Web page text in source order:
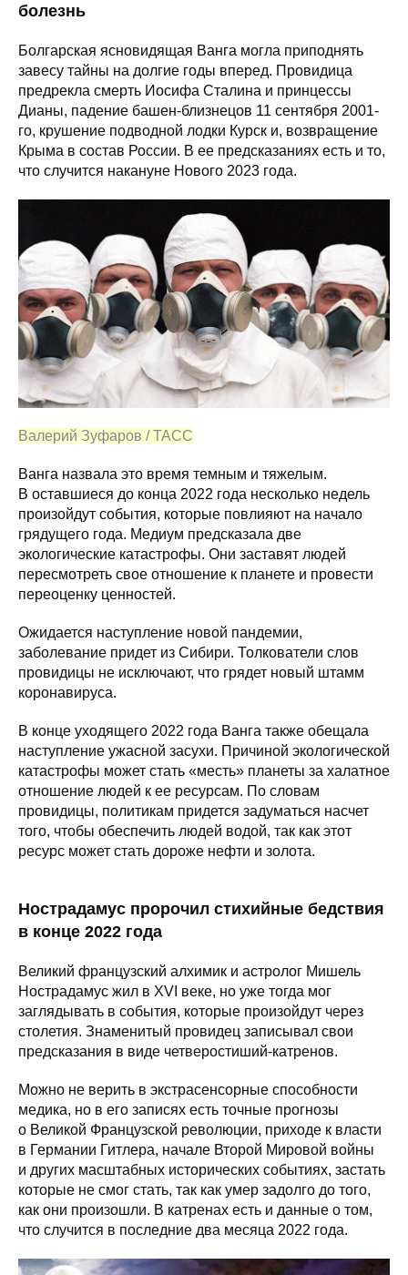
болезнь
Болгарская ясновидящая Ванга могла приподнять
завесу тайны на долгие годы вперед. Провидица
предрекла смерть Иосифа Сталина и принцессы
Дианы, падение башен-близнецов 11 сентября 2001-
го, крушение подводной лодки Курск и, возвращение
Крыма в состав России. В ее предсказаниях есть и то,
что случится накануне Нового 2023 года.
Валерий Зуфаров / ТАСС
Ванга назвала это время темным и тяжелым.
В оставшиеся до конца 2022 года несколько недель
произойдут события, которые повлияют на начало
грядущего года. Медиум предсказала две
экологические катастрофы. Они заставят людей
пересмотреть свое отношение к планете и провести
переоценку ценностей.
Ожидается наступление новой пандемии,
заболевание придет из Сибири. Толкователи слов
провидицы не исключают, что грядет новый штамм
коронавируса.
В конце уходящего 2022 года Ванга также обещала
наступление ужасной засухи. Причиной экологической
катастрофы может стать «месть» планеты за халатное
отношение людей к ее ресурсам. По словам
провидицы, политикам придется задуматься насчет
того, чтобы обеспечить людей водой, так как этот
ресурс может стать дороже нефти и золота.
Нострадамус пророчил стихийные бедствия
в конце 2022 года
Великий французский алхимик и астролог Мишель
Нострадамус жил в XVI веке, но уже тогда мог
заглядывать в события, которые произойдут через
столетия. Знаменитый провидец записывал свои
предсказания в виде четверостиший-катренов.
Можно не верить в экстрасенсорные способности
медика, но в его записях есть точные прогнозы
о Великой Французской революции, приходе к власти
в Германии Гитлера, начале Второй Мировой войны
и других масштабных исторических событиях, застать
которые не смог стать, так как умер задолго до того,
как они произошли. В катренах есть и данные о том,
что случится в последние два месяца 2022 года.